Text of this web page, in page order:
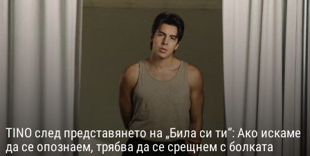
TINO след представянето на „Била си ти“: Ако искаме
да се опознаем, трябва да се срещнем с болката